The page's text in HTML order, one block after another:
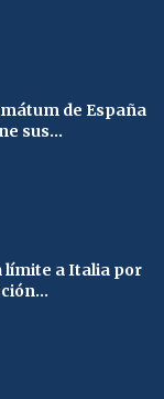
de España
sus...
límite a Italia por